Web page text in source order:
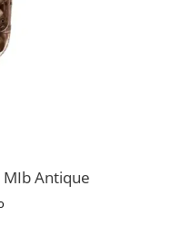
MIb Antique